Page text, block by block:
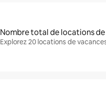
Nombre total de locations
Explorez 20 locations de